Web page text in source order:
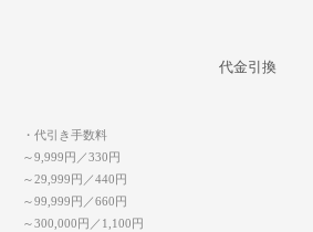
代金引換
・代引き手数料
～9,999円／330円
～29,999円／440円
～99,999円／660円
～300,000円／1,100円